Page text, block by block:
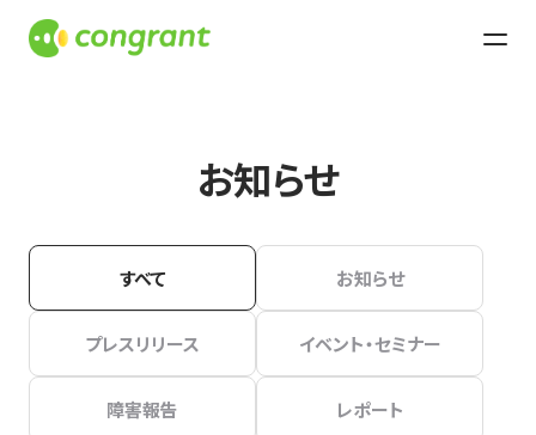
お知らせ
すべて お知らせ
プレスリリース イベント・セミナー
障害報告 レポート